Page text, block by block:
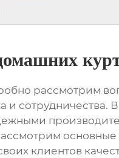
рассмотрим
и
клиентов